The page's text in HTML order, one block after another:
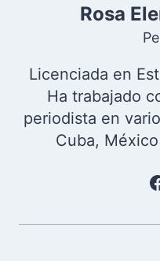
Rosa
Licenciada en
Ha trabajado
periodista en
Cuba,